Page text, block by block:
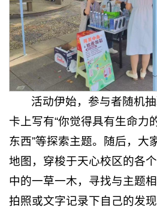
活动伊始，参与者随机
卡上写有“你觉得具有生命力
东西”等探索主题。随后，大
地图，穿梭于天心校区的各
中的一草一木，寻找与主题
拍照或文字记录下自己的发现